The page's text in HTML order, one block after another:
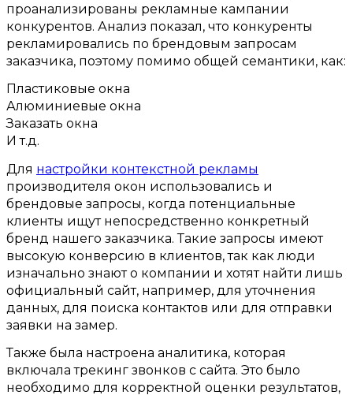
проанализированы рекламные кампании
конкурентов. Анализ показал, что конкуренты
рекламировались по брендовым запросам
заказчика, поэтому помимо общей семантики, как:
Пластиковые окна
Алюминиевые окна
Заказать окна
И т.д.
Для настройки контекстной рекламы
производителя окон использовались и
брендовые запросы, когда потенциальные
клиенты ищут непосредственно конкретный
бренд нашего заказчика.Такие запросы имеют
высокую конверсию в клиентов,так как люди
изначально знают о компании и хотят найти лишь
официальный сайт, например, для уточнения
данных, для поиска контактов или для отправки
заявки на замер.
Также была настроена аналитика, которая
включала трекинг звонков с сайта. Это было
необходимо для корректной оценки результатов,